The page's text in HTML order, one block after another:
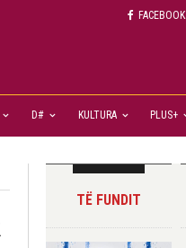
FACEBOOK
D# KULTURA PLUS+
TË FUNDIT